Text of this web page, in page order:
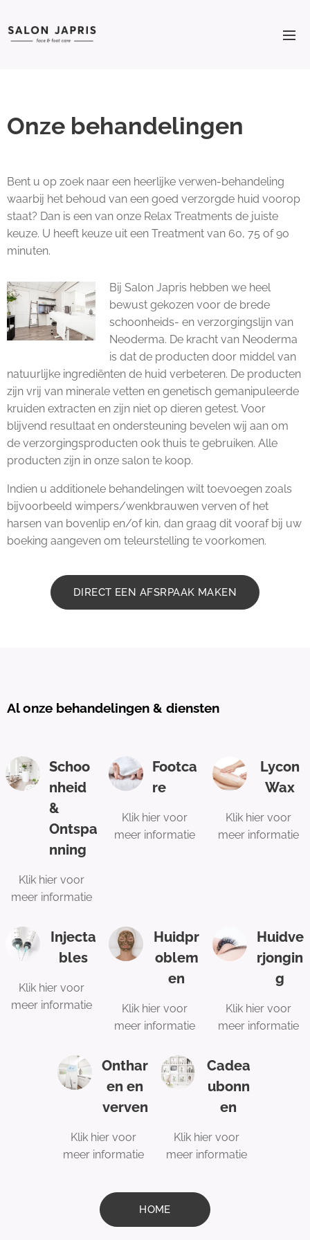
Onze behandelingen
Bent u op zoek naar een heerlijke verwen-behandeling
waarbij het behoud van een goed verzorgde huid voorop
staat? Dan is een van onze Relax Treatments de juiste
keuze. U heeft keuze uit een Treatment van 60, 75 of 90
minuten.
Bij Salon Japris hebben we heel
bewust gekozen voor de brede
schoonheids- en verzorgingslijn van
Neoderma. De kracht van Neoderma
is dat de producten door middel van
natuurlijke ingrediënten de huid verbeteren. De producten
zijn vrij van minerale vetten en genetisch gemanipuleerde
kruiden extracten en zijn niet op dieren getest. Voor
blijvend resultaat en ondersteuning bevelen wij aan om
de verzorgingsproducten ook thuis te gebruiken. Alle
producten zijn in onze salon te koop.
Indien u additionele behandelingen wilt toevoegen zoals
bijvoorbeeld wimpers/wenkbrauwen verven of het
harsen van bovenlip en/of kin, dan graag dit vooraf bij uw
boeking aangeven om teleurstelling te voorkomen.
DIRECT EEN AFSRPAAK MAKEN
Al onze behandelingen & diensten
Schoo
nheid
&
Ontspa
nning
Klik hier voor
meer informatie
Footca
re
Klik hier voor
meer informatie
Lycon
Wax
Klik hier voor
meer informatie
Injecta
bles
Klik hier voor
meer informatie
Huidpr
oblem
en
Klik hier voor
meer informatie
Huidve
rjongin
g
Klik hier voor
meer informatie
Onthar
en en
verven
Klik hier voor
meer informatie
Cadea
ubonn
en
Klik hier voor
meer informatie
HOME